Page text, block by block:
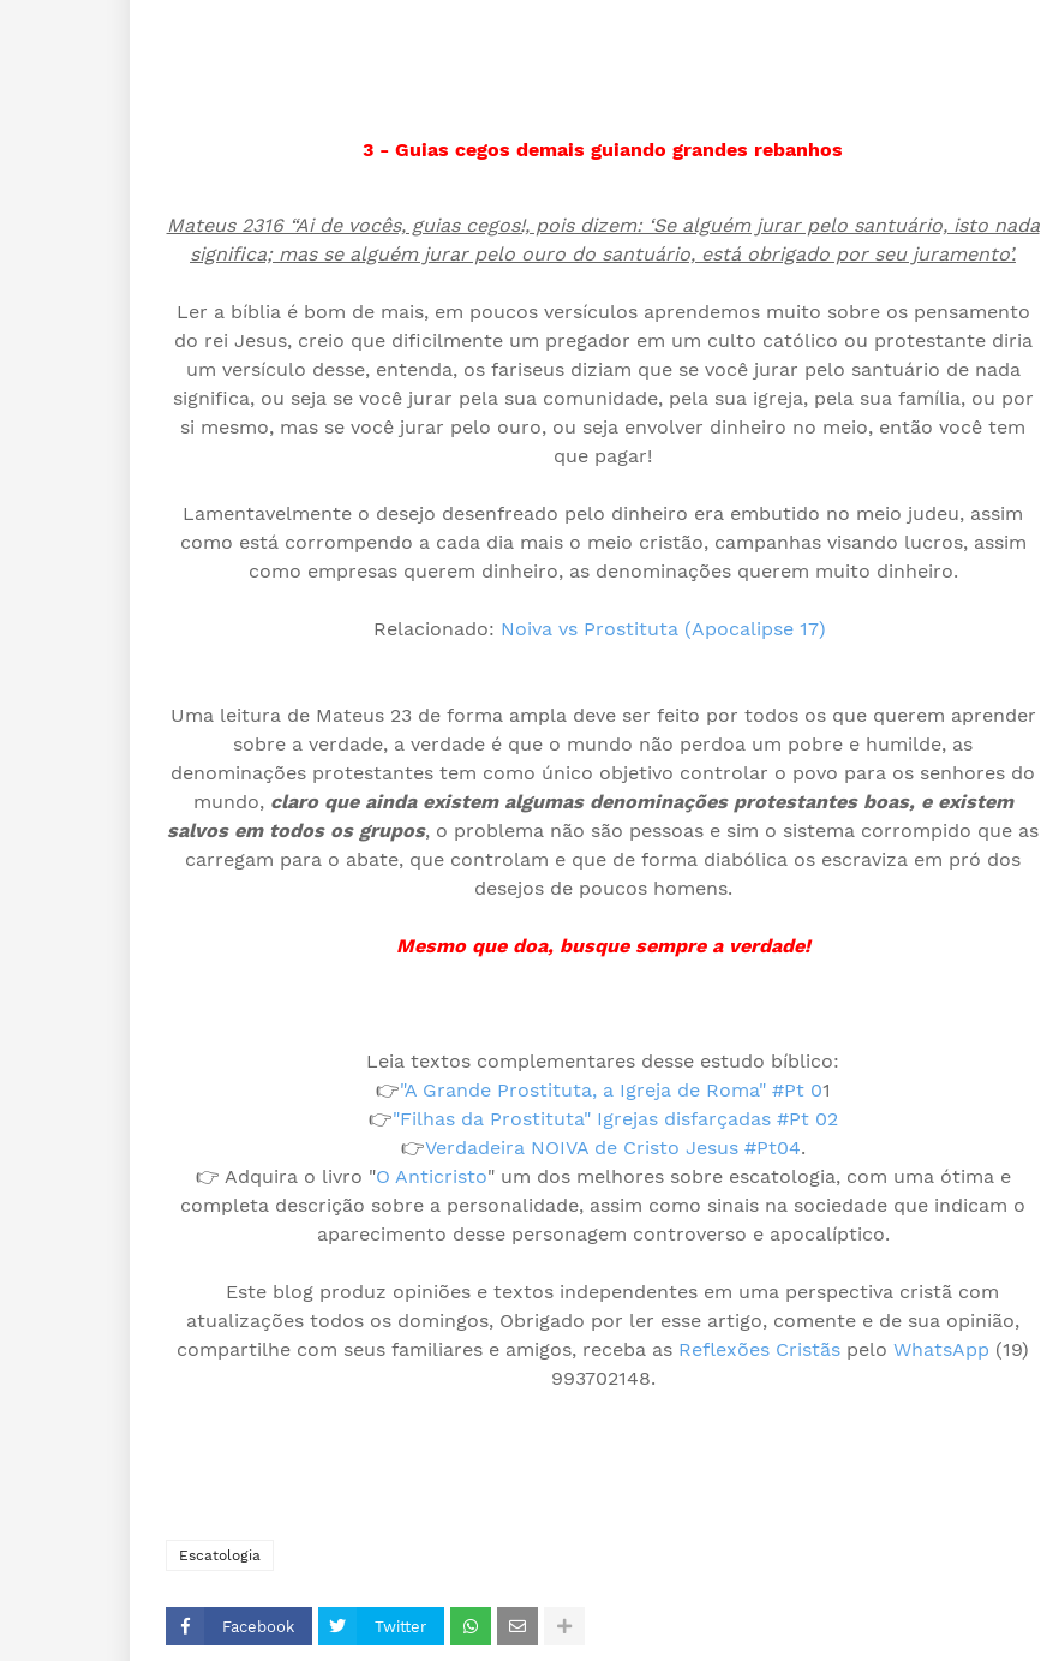
3 - Guias cegos demais guiando grandes rebanhos
Mateus 2316 “Ai de vocês, guias cegos!, pois dizem: ‘Se alguém jurar pelo santuário, isto nada
significa; mas se alguém jurar pelo ouro do santuário, está obrigado por seu juramento’.
Ler a bíblia é bom de mais, em poucos versículos aprendemos muito sobre os pensamento
do rei Jesus, creio que dificilmente um pregador em um culto católico ou protestante diria
um versículo desse, entenda, os fariseus diziam que se você jurar pelo santuário de nada
significa, ou seja se você jurar pela sua comunidade, pela sua igreja, pela sua família, ou por
si mesmo, mas se você jurar pelo ouro, ou seja envolver dinheiro no meio, então você tem
que pagar!
Lamentavelmente o desejo desenfreado pelo dinheiro era embutido no meio judeu, assim
como está corrompendo a cada dia mais o meio cristão, campanhas visando lucros, assim
como empresas querem dinheiro, as denominações querem muito dinheiro.
Relacionado: Noiva vs Prostituta (Apocalipse 17)
Uma leitura de Mateus 23 de forma ampla deve ser feito por todos os que querem aprender
sobre a verdade, a verdade é que o mundo não perdoa um pobre e humilde, as
denominações protestantes tem como único objetivo controlar o povo para os senhores do
mundo, claro que ainda existem algumas denominações protestantes boas, e existem
salvos em todos os grupos, o problema não são pessoas e sim o sistema corrompido que as
carregam para o abate, que controlam e que de forma diabólica os escraviza em pró dos
desejos de poucos homens.
Mesmo que doa, busque sempre a verdade!
Leia textos complementares desse estudo bíblico:
👉"A Grande Prostituta, a Igreja de Roma" #Pt 01
👉"Filhas da Prostituta" Igrejas disfarçadas #Pt 02
👉Verdadeira NOIVA de Cristo Jesus #Pt04.
👉 Adquira o livro "O Anticristo" um dos melhores sobre escatologia, com uma ótima e
completa descrição sobre a personalidade, assim como sinais na sociedade que indicam o
aparecimento desse personagem controverso e apocalíptico.
Este blog produz opiniões e textos independentes em uma perspectiva cristã com
atualizações todos os domingos, Obrigado por ler esse artigo, comente e de sua opinião,
compartilhe com seus familiares e amigos, receba as Reflexões Cristãs pelo WhatsApp (19)
993702148.
Escatologia
Facebook Twitter